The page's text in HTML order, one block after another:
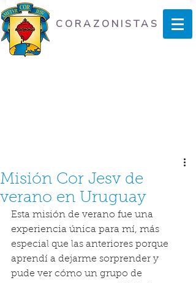
CORAZONISTAS
Misión Cor Jesv de
verano en Uruguay
Esta misión de verano fue una
experiencia única para mí, más
especial que las anteriores porque
aprendí a dejarme sorprender y
pude ver cómo un grupo de